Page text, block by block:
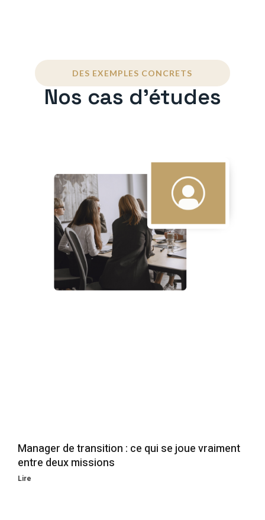
DES EXEMPLES CONCRETS
Nos cas d'études
Manager de transition : ce qui se joue vraiment
entre deux missions
Lire